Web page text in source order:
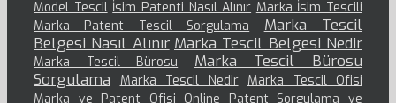
Model Tescil İsim Patenti Nasıl Alınır Marka İsim Tescili
Marka Patent Tescil Sorgulama
Marka Tescil
Belgesi Nasıl Alınır Marka Tescil Belgesi Nedir
Marka Tescil Bürosu
Marka Tescil Bürosu
Sorgulama
Marka Tescil Nedir Marka Tescil Ofisi
Marka ve Patent Ofisi Online Patent Sorgulama ve